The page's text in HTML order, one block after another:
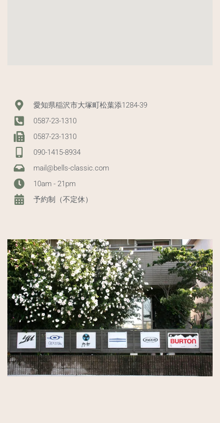
愛知県稲沢市大塚町松葉添1284-39
0587-23-1310
0587-23-1310
090-1415-8934
mail@bells-classic.com
10am - 21pm
予約制（不定休）